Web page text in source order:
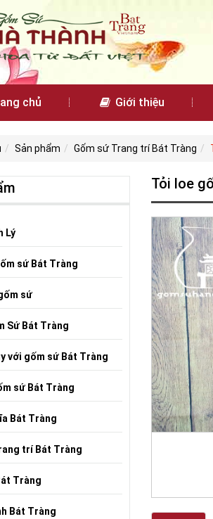
chủ Giới thiệu
Sản phẩm Gốm sứ Trang trí Bát Tràng
Tỏi loe
Lý
sứ Bát Tràng
sứ
Sứ Bát Tràng
với gốm sứ Bát Tràng
sứ Bát Tràng
Bát Tràng
trí Bát Tràng
Tràng
Bát Tràng